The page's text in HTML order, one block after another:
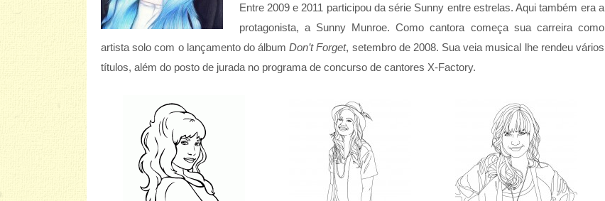
Entre 2009 e 2011 participou da série Sunny entre estrelas. Aqui também era a
protagonista, a Sunny Munroe. Como cantora começa sua carreira como
artista solo com o lançamento do álbumDon’t Forget, setembro de 2008. Sua veia musical lhe rendeu vários
títulos, além do posto de jurada no programa de concurso de cantores X-Factory.